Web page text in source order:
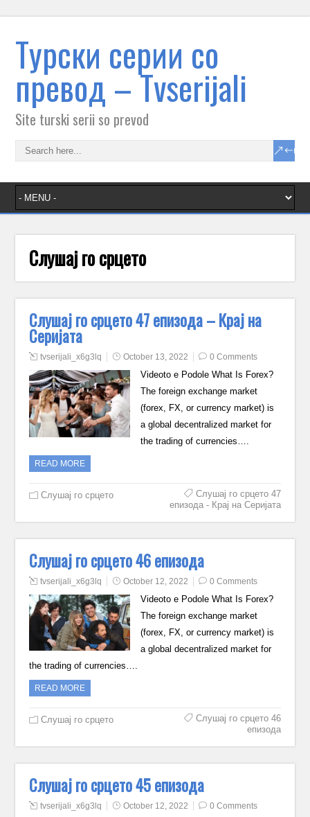
Tурски серии со
превод – Тvserijali
Site turski serii so prevod
Слушај го срцето
Слушај го срцето 47 епизода – Крај на
Серијата
tvserijali_x6g3lq October 13, 2022 0 Comments
Videoto e Podole What Is Forex?
The foreign exchange market
(forex, FX, or currency market) is
a global decentralized market for
the trading of currencies….
READ MORE
Слушај го срцето
Слушај го срцето 47
епизода - Крај на Серијата
Слушај го срцето 46 епизода
tvserijali_x6g3lq October 12, 2022 0 Comments
Videoto e Podole What Is Forex?
The foreign exchange market
(forex, FX, or currency market) is
a global decentralized market for
the trading of currencies….
READ MORE
Слушај го срцето
Слушај го срцето 46
епизода
Слушај го срцето 45 епизода
tvserijali_x6g3lq October 12, 2022 0 Comments